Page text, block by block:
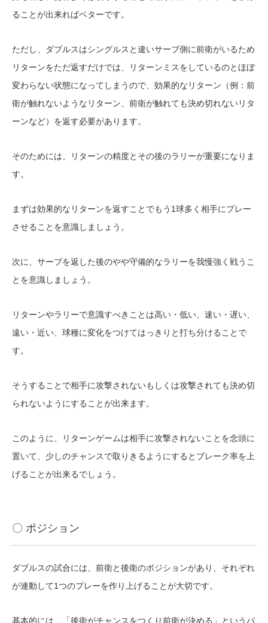
ることが出来ればベターです。
ただし、ダブルスはシングルスと違いサーブ側に前衛がいるため
リターンをただ返すだけでは、リターンミスをしているのとほぼ
変わらない状態になってしまうので、効果的なリターン（例：前
衛が触れないようなリターン、前衛が触れても決め切れないリタ
ーンなど）を返す必要があります。
そのためには、リターンの精度とその後のラリーが重要になりま
す。
まずは効果的なリターンを返すことでもう1球多く相手にプレー
させることを意識しましょう。
次に、サーブを返した後のやや守備的なラリーを我慢強く戦うこ
とを意識しましょう。
リターンやラリーで意識すべきことは高い・低い、速い・遅い、
遠い・近い、球種に変化をつけてはっきりと打ち分けることで
す。
そうすることで相手に攻撃されないもしくは攻撃されても決め切
られないようにすることが出来ます。
このように、リターンゲームは相手に攻撃されないことを念頭に
置いて、少しのチャンスで取りきるようにするとブレーク率を上
げることが出来るでしょう。
〇 ポジション
ダブルスの試合には、前衛と後衛のポジションがあり、それぞれ
が連動して1つのプレーを作り上げることが大切です。
基本的には、「後衛がチャンスをつくり前衛が決める」というパ